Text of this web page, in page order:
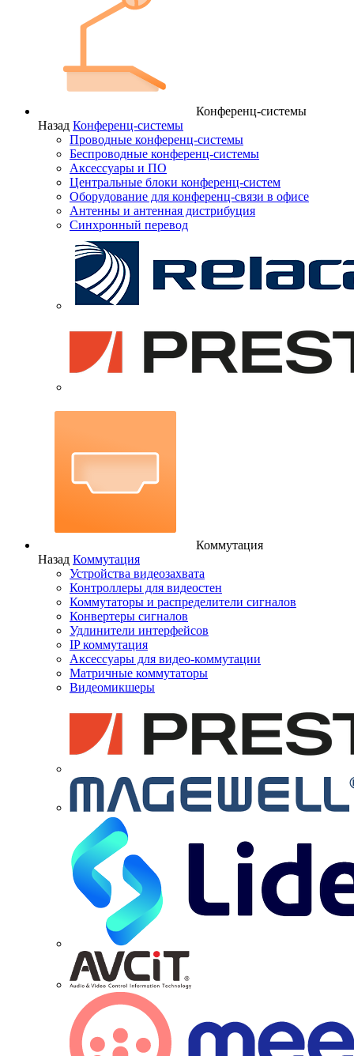
Конференц-системы
Назад Конференц-системы
Проводные конференц-системы
Беспроводные конференц-системы
Аксессуары и ПО
Центральные блоки конференц-систем
Оборудование для конференц-связи в офисе
Антенны и антенная дистрибуция
Синхронный перевод
Коммутация
Назад Коммутация
Устройства видеозахвата
Контроллеры для видеостен
Коммутаторы и распределители сигналов
Конвертеры сигналов
Удлинители интерфейсов
IP коммутация
Аксессуары для видео-коммутации
Матричные коммутаторы
Видеомикшеры